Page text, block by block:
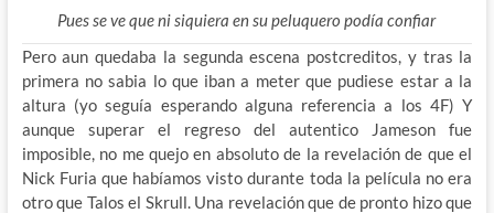
Pues se ve que ni siquiera en su peluquero podía confiar
Pero aun quedaba la segunda escena postcreditos, y tras la
primera no sabia lo que iban a meter que pudiese estar a la
altura (yo seguía esperando alguna referencia a los 4F) Y
aunque superar el regreso del autentico Jameson fue
imposible, no me quejo en absoluto de la revelación de que el
Nick Furia que habíamos visto durante toda la película no era
otro que Talos el Skrull. Una revelación que de pronto hizo que